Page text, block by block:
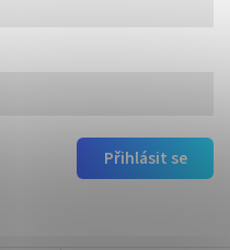
Přihlásit se